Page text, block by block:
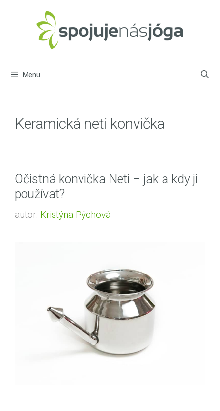
Menu
Keramická neti konvička
Očistná konvička Neti – jak a kdy ji
používat?
autor: Kristýna Pýchová